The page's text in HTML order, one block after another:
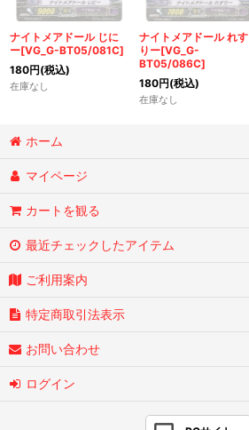
ナイトメアドール じに
ー[VG_G-BT05/081C]
180円(税込)
在庫なし
ナイトメアドール れす
りー[VG_G-
BT05/086C]
180円(税込)
在庫なし
ホーム
マイページ
カートを観る
最近チェックしたアイテム
ご利用案内
特定商取引法表示
お問い合わせ
ログイン